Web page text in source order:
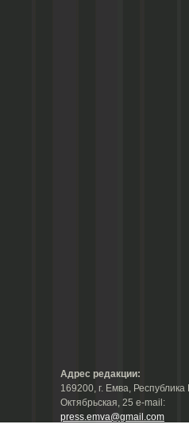
Адрес редакции:
169200, г. Емва, Республика
Октябрьская, 25 е-mail:
press.emva@gmail.com